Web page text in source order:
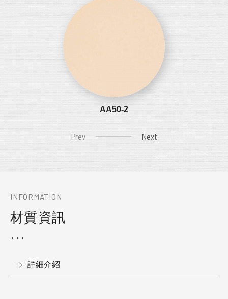
AA50-2
Prev Next
INFORMATION
材質資訊
詳細介紹